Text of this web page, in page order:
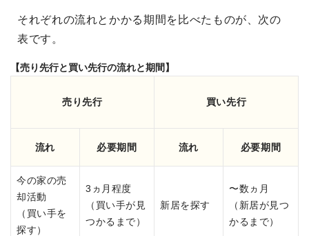
それぞれの流れとかかる期間を比べたものが、次の
表です。
【売り先行と買い先行の流れと期間】
売り先行 買い先行
流れ 必要期間 流れ 必要期間
今の家の売
却活動
（買い手を
探す）
3ヵ月程度
（買い手が見
つかるまで）
新居を探す
〜数ヵ月
（新居が見つ
かるまで）